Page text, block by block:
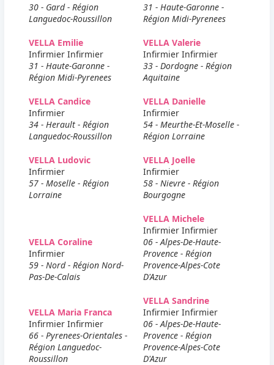
30 - Gard - Région
Languedoc-Roussillon
31 - Haute-Garonne -
Région Midi-Pyrenees
VELLA Emilie
Infirmier Infirmier
31 - Haute-Garonne -
Région Midi-Pyrenees
VELLA Valerie
Infirmier Infirmier
33 - Dordogne - Région
Aquitaine
VELLA Candice
Infirmier
34 - Herault - Région
Languedoc-Roussillon
VELLA Danielle
Infirmier
54 - Meurthe-Et-Moselle -
Région Lorraine
VELLA Ludovic
Infirmier
57 - Moselle - Région
Lorraine
VELLA Joelle
Infirmier
58 - Nievre - Région
Bourgogne
VELLA Coraline
Infirmier
59 - Nord - Région Nord-
Pas-De-Calais
VELLA Michele
Infirmier Infirmier
06 - Alpes-De-Haute-
Provence - Région
Provence-Alpes-Cote
D'Azur
VELLA Maria Franca
Infirmier Infirmier
66 - Pyrenees-Orientales -
Région Languedoc-
Roussillon
VELLA Sandrine
Infirmier Infirmier
06 - Alpes-De-Haute-
Provence - Région
Provence-Alpes-Cote
D'Azur